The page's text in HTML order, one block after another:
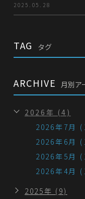
2025.05.28
TAG タグ
ARCHIVE 月別ア
2026年 (4)
2026年7月
2026年6月
2026年5月
2026年4月
2025年 (9)